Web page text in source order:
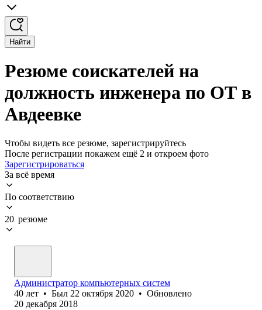
Найти
Резюме соискателей на
должность инженера по ОТ в
Авдеевке
Чтобы видеть все резюме, зарегистрируйтесь
После регистрации покажем ещё 2 и откроем фото
Зарегистрироваться
За всё время
По соответствию
20 резюме
Администратор компьютерных систем
40 лет • Был 22 октября 2020 • Обновлено
20 декабря 2018